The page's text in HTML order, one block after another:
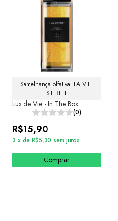
Semelhança olfativa: LA VIE
EST BELLE
Lux de Vie - In The Box
(0)
R$15,90
3 x de R$5,30 sem juros
Comprar